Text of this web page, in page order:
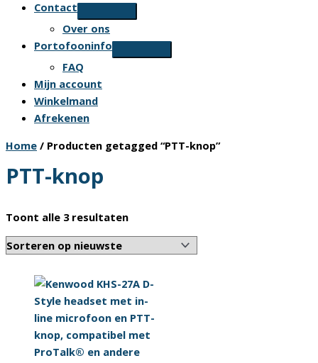
Contact
Over ons
Portofooninfo
FAQ
Mijn account
Winkelmand
Afrekenen
Home / Producten getagged “PTT-knop”
PTT-knop
Toont alle 3 resultatenGesorteerd
op
nieuwste